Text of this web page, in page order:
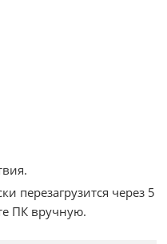
перезагрузится через 5
ПК вручную.